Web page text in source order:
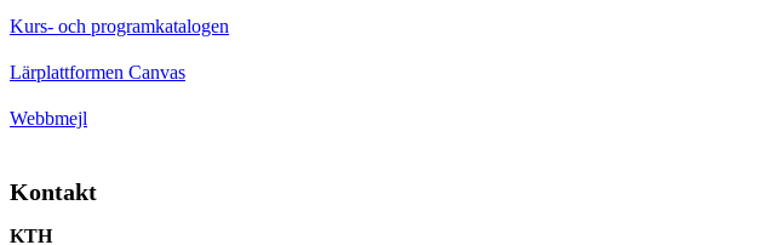
Kurs- och programkatalogen
Lärplattformen Canvas
Webbmejl
Kontakt
KTH